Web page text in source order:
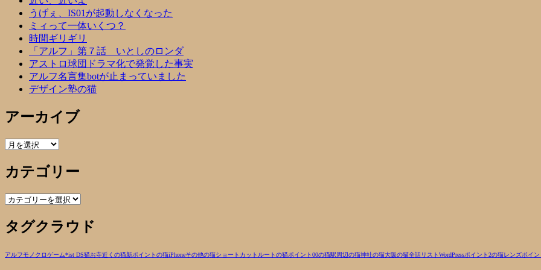
うげぇ、IS01が起動しなくなった
ミィって一体いくつ？
時間ギリギリ
「アルフ」第７話 いとしのロンダ
アストロ球団ドラマ化で発覚した事実
アルフ名言集botが止まっていました
デザイン塾の猫
アーカイブ
ア
カ
イ
ブ
カテゴリー
カ
ゴ
リ
タグクラウド
アルフモノクロゲーム*ist DS猫お寺近くの猫新ポイントの猫iPhoneその他の猫ショートカットルートの猫ポイント00の猫駅周辺の猫神社の猫大阪の猫全話リストWordPressポイント2の猫レンズポイ